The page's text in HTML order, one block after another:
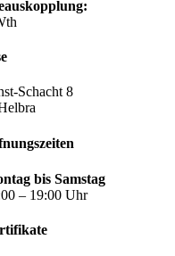
Schacht 8
bis Samstag
– 19:00 Uhr